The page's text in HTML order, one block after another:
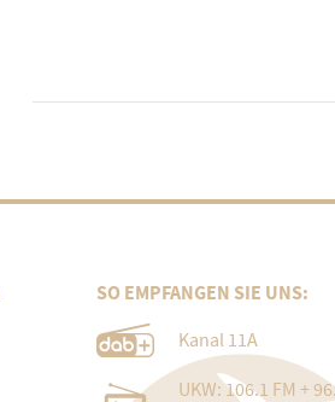
SO EMPFANGEN SIE UNS:
Kanal 11A
UKW: 106.1 FM +